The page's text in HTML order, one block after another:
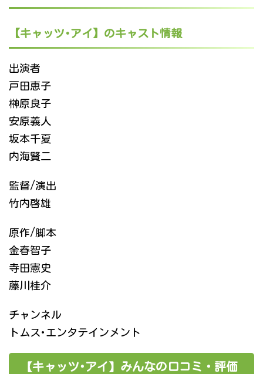
【キャッツ･アイ】のキャスト情報
出演者
戸田恵子
榊原良子
安原義人
坂本千夏
内海賢二
監督/演出
竹内啓雄
原作/脚本
金春智子
寺田憲史
藤川桂介
チャンネル
トムス･エンタテインメント
【キャッツ･アイ】みんなの口コミ・評価